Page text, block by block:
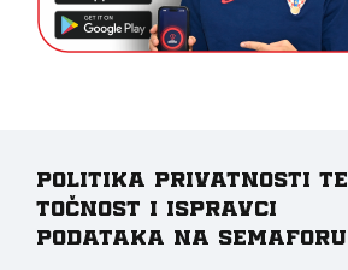
Politika privatnosti te
točnost i ispravci
podataka na Semaforu